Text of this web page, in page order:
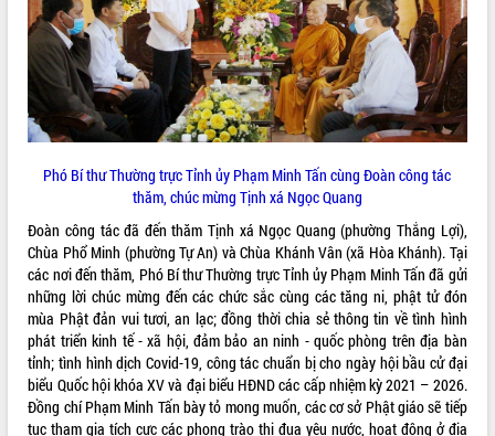
QUY HOẠCH - KẾ HOẠCH
Phó Bí thư Thường trực Tỉnh ủy Phạm Minh Tấn cùng Đoàn công tác
thăm, chúc mừng Tịnh xá Ngọc Quang
Đoàn công tác đã đến thăm Tịnh xá Ngọc Quang (phường Thắng Lợi),
Chùa Phổ Minh (phường Tự An) và Chùa Khánh Vân (xã Hòa Khánh). Tại
các nơi đến thăm, Phó Bí thư Thường trực Tỉnh ủy Phạm Minh Tấn đã gửi
những lời chúc mừng đến các chức sắc cùng các tăng ni, phật tử đón
mùa Phật đản vui tươi, an lạc; đồng thời chia sẻ thông tin về tình hình
phát triển kinh tế - xã hội, đảm bảo an ninh - quốc phòng trên địa bàn
tỉnh; tình hình dịch Covid-19, công tác chuẩn bị cho ngày hội bầu cử đại
biểu Quốc hội khóa XV và đại biểu HĐND các cấp nhiệm kỳ 2021 – 2026.
Đồng chí Phạm Minh Tấn bày tỏ mong muốn, các cơ sở Phật giáo sẽ tiếp
tục tham gia tích cực các phong trào thi đua yêu nước, hoạt động ở địa